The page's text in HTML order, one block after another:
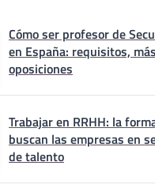
Cómo ser profesor de
en España: requisitos,
oposiciones
Trabajar en RRHH: la
buscan las empresas en
de talento